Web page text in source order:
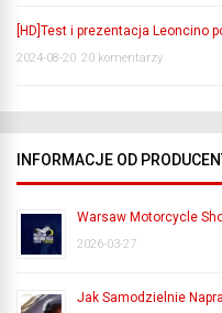
[HD]Test i prezentacja Leoncino
2024-08-20 20 komentarzy
INFORMACJE OD
Warsaw Motorcycle
2026-03-27
Jak Samodzielnie